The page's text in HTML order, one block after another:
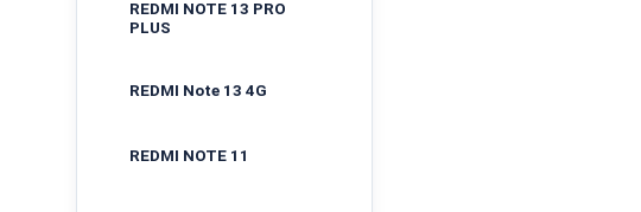
REDMI NOTE 13 PRO
PLUS
REDMI Note 13 4G
REDMI NOTE 11